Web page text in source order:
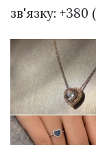
зв'язку: +380